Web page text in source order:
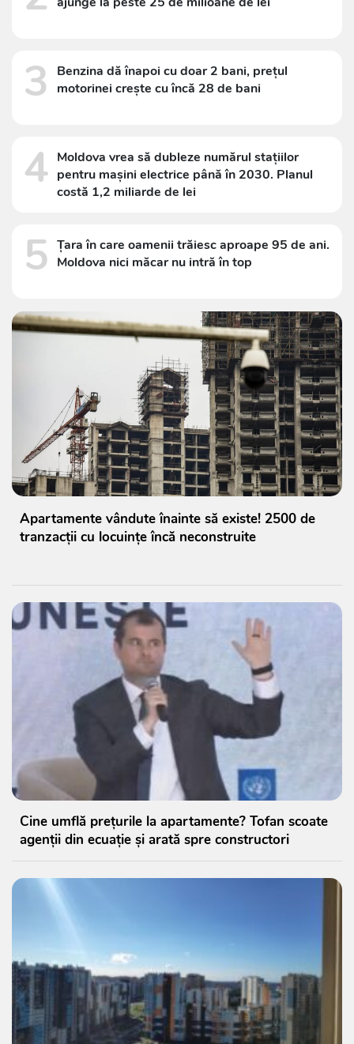
3
Benzina dă înapoi cu doar 2 bani, prețul
motorinei crește cu încă 28 de bani
4 Moldova vrea să dubleze numărul stațiilor
pentru mașini electrice până în 2030. Planul
costă 1,2 miliarde de lei
5 Țara în care oamenii trăiesc aproape 95 de ani.
Moldova nici măcar nu intră în top
Apartamente vândute înainte să existe! 2500 de
tranzacții cu locuințe încă neconstruite
Cine umflă prețurile la apartamente? Tofan scoate
agenții din ecuație și arată spre constructori